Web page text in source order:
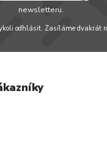
newsletteru.
odhlásit. Zasíláme dvakrát